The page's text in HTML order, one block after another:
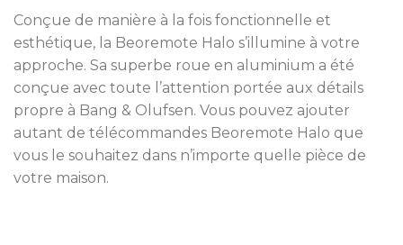
Conçue de manière à la fois fonctionnelle et
esthétique, la Beoremote Halo s’illumine à votre
approche. Sa superbe roue en aluminium a été
conçue avec toute l’attention portée aux détails
propre à Bang & Olufsen. Vous pouvez ajouter
autant de télécommandes Beoremote Halo que
vous le souhaitez dans n’importe quelle pièce de
votre maison.